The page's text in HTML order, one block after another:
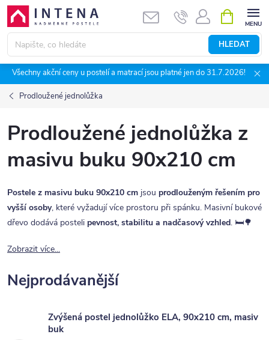
Přejít
obsah
HLEDAT
NÁKUPNÍ
KOŠÍK
Všechny akční ceny u postelí a matrací jsou platné jen do 31.7.2026!
Prodloužené jednolůžka
Prodloužené jednolůžka z
masivu buku 90x210 cm
Postele z masivu buku 90x210 cm jsou prodlouženým řešením pro
vyšší osoby, které vyžadují více prostoru při spánku. Masivní bukové
dřevo dodává posteli pevnost, stabilitu a nadčasový vzhled. 🛏️🌳
Zobrazit více...
Nejprodávanější
Zvýšená postel jednolůžko ELA, 90x210 cm, masiv
buk